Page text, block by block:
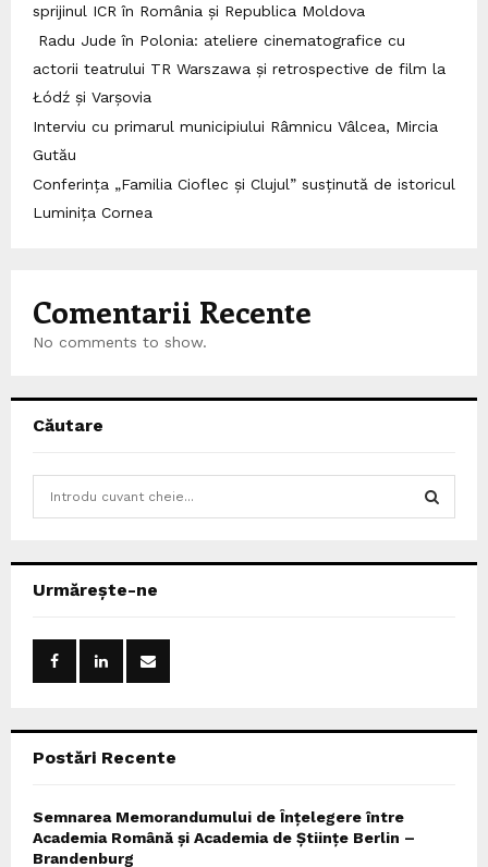
sprijinul ICR în România și Republica Moldova
Radu Jude în Polonia: ateliere cinematografice cu
actorii teatrului TR Warszawa și retrospective de film la
Łódź și Varșovia
Interviu cu primarul municipiului Râmnicu Vâlcea, Mircia
Gutău
Conferința „Familia Cioflec și Clujul” susținută de istoricul
Luminița Cornea
Comentarii Recente
No comments to show.
Căutare
h
Urmărește-ne
Postări Recente
Semnarea Memorandumului de Înțelegere între
Academia Română și Academia de Științe Berlin –
Brandenburg